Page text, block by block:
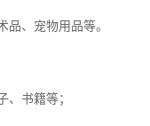
、宠物用品等。
书籍等；